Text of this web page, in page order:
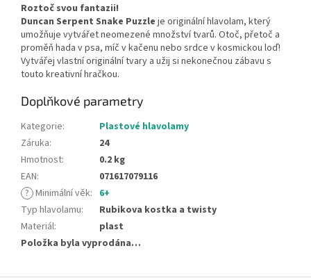
Roztoč svou fantazii!
Duncan Serpent Snake Puzzle je originální hlavolam, který
umožňuje vytvářet neomezené množství tvarů. Otoč, přetoč a
proměň hada v psa, míč v kačenu nebo srdce v kosmickou loď!
Vytvářej vlastní originální tvary a užij si nekonečnou zábavu s
touto kreativní hračkou.
Doplňkové parametry
Kategorie:
Plastové hlavolamy
Záruka:
24
Hmotnost:
0.2 kg
EAN:
071617079116
? Minimální věk: 6+
Typ hlavolamu:
Rubikova kostka a twisty
Materiál:
plast
Položka byla vyprodána…